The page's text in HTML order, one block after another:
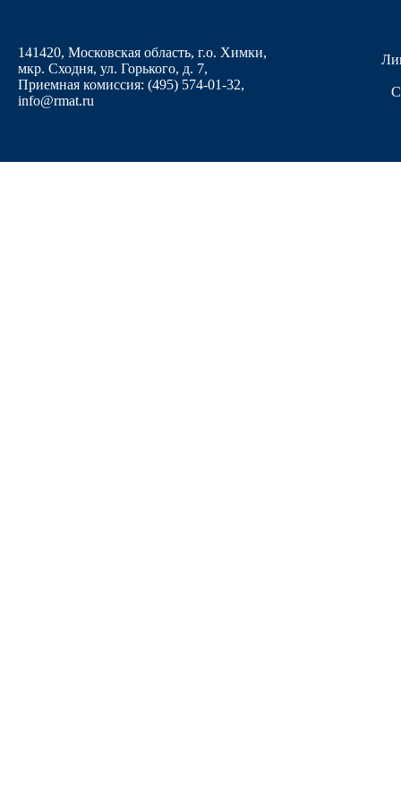
141420, Московская область, г.о. Химки,
мкр. Сходня, ул. Горького, д. 7,
Приемная комиссия: (495) 574-01-32,
info@rmat.ru